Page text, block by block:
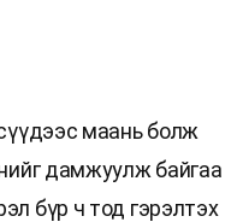
маань болж
дамжуулж байгаа
бүр ч тод гэрэлтэх